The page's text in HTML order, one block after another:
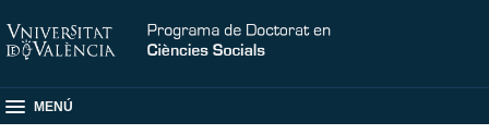
MENÚ